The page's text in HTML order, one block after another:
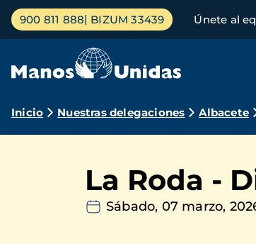
Pasar
contenido
Menú
principal
900 811 888 BIZUM 33439 Únete al
Ruta
navegación
Inicio Nuestras delegaciones Albacete
La Roda -
Sábado, 07 marzo,